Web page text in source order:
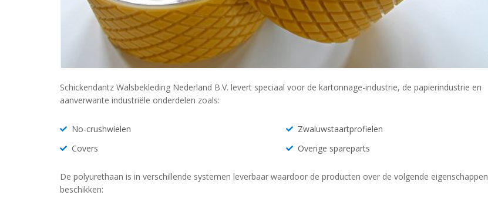
Schickendantz Walsbekleding Nederland B.V. levert speciaal voor de kartonnage-industrie, de papierindustrie en
aanverwante industriële onderdelen zoals:
No-crushwielen
Covers
Zwaluwstaartprofielen
Overige spareparts
De polyurethaan is in verschillende systemen leverbaar waardoor de producten over de volgende eigenschappen
beschikken: